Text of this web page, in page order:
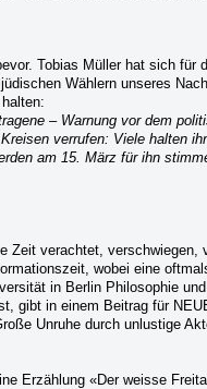
Tobias Müller hat sich für
Wählern unseres
– Warnung vor dem
verrufen: Viele halten
am 15. März für ihn
Zeit verachtet, verschwiegen,
wobei eine
in Berlin Philosophie
gibt in einem Beitrag für
Unruhe durch unlustige
Erzählung «Der weisse